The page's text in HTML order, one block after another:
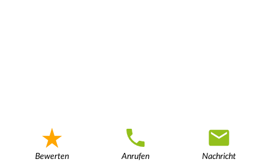
Bewerten Anrufen Nachricht